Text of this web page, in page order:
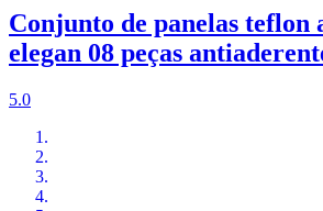
Conjunto de panelas teflon
elegan 08 peças
5.0